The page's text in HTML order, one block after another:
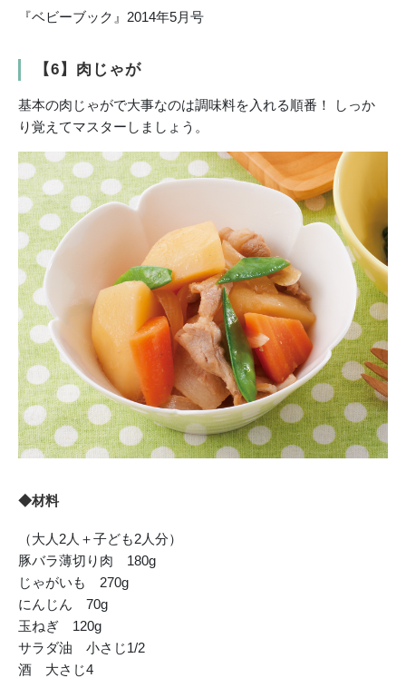
『ベビーブック』2014年5月号
【6】肉じゃが
基本の肉じゃがで大事なのは調味料を入れる順番！ しっか
り覚えてマスターしましょう。
◆材料
（大人2人＋子ども2人分）
豚バラ薄切り肉 180g
じゃがいも 270g
にんじん 70g
玉ねぎ 120g
サラダ油 小さじ1/2
酒 大さじ4